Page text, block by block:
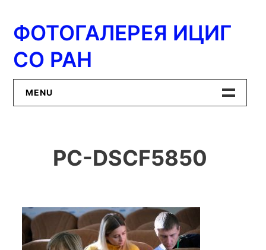
содержимому
ФОТОГАЛЕРЕЯ ИЦИГ
СО РАН
MENU
ИЦиГ СО РАН
PC-DSCF5850